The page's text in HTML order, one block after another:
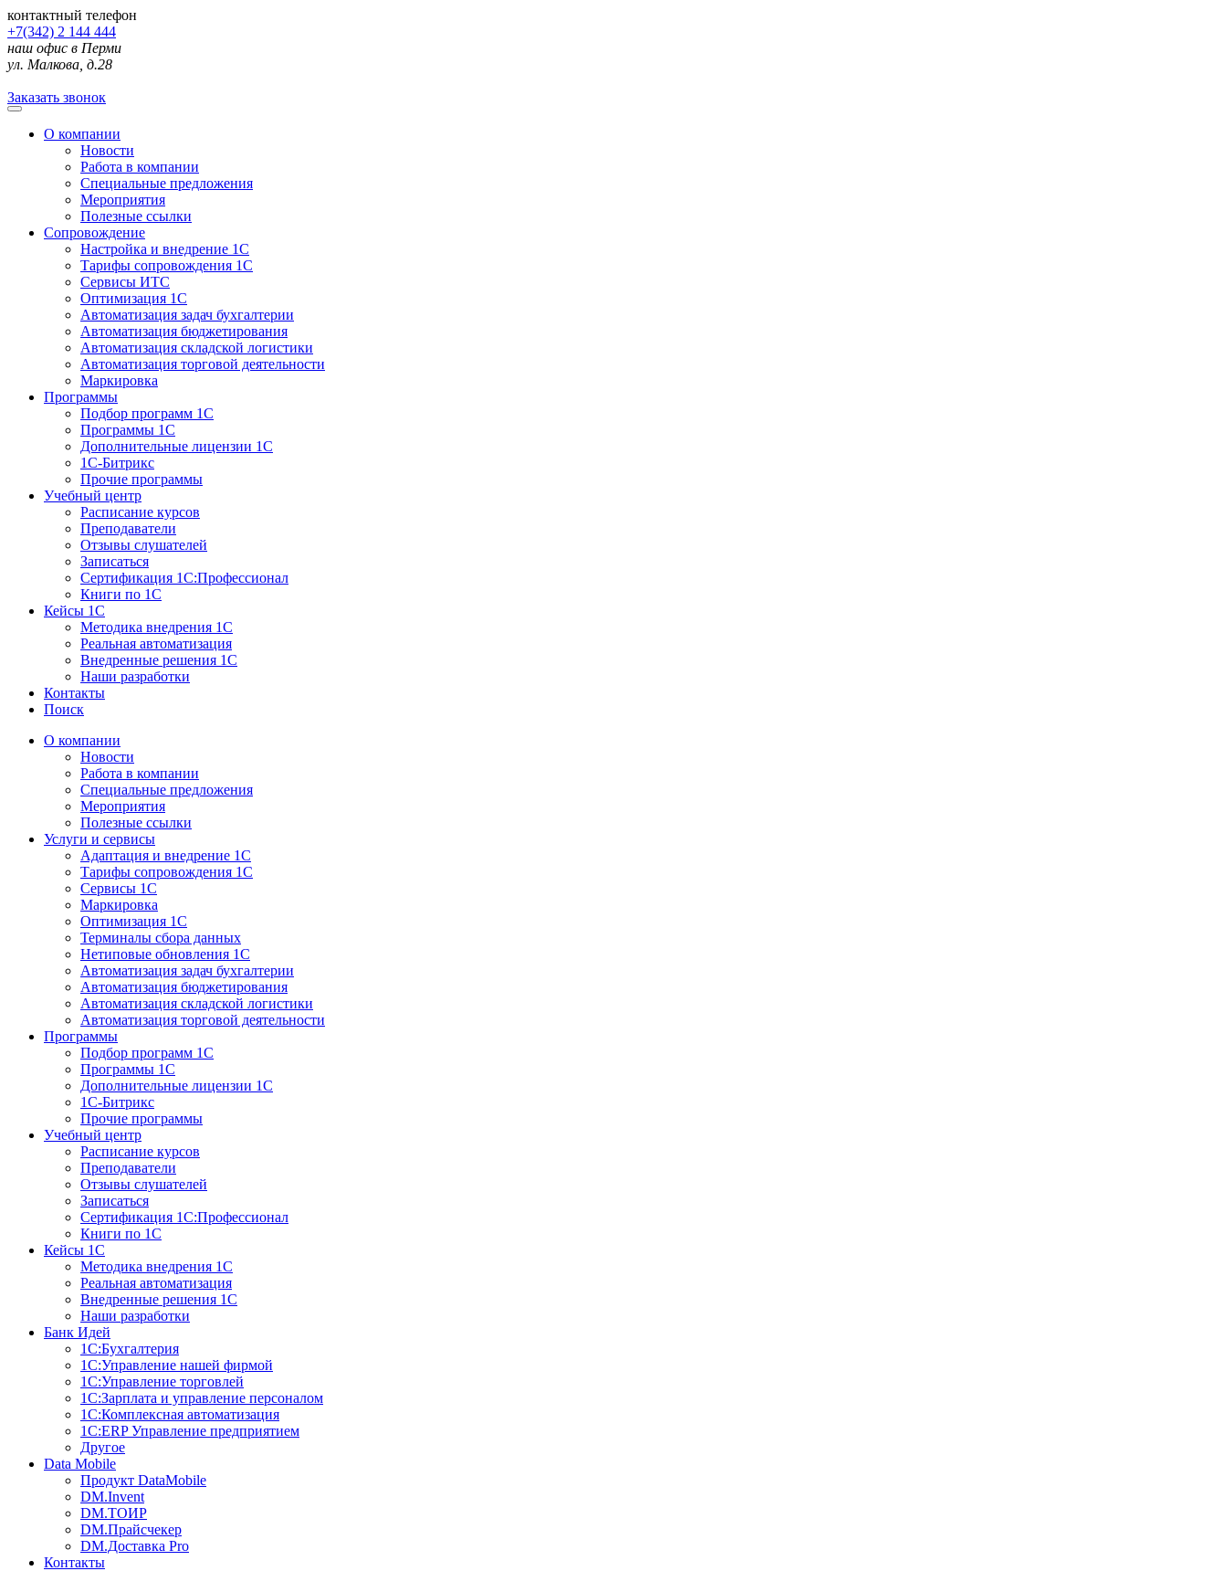
контактный телефон
+7(342) 2 144 444
наш офис в Перми
ул. Малкова, д.28
Заказать звонок
О компании
Новости
Работа в компании
Специальные предложения
Мероприятия
Полезные ссылки
Сопровождение
Настройка и внедрение 1С
Тарифы сопровождения 1С
Сервисы ИТС
Оптимизация 1С
Автоматизация задач бухгалтерии
Автоматизация бюджетирования
Автоматизация складской логистики
Автоматизация торговой деятельности
Маркировка
Программы
Подбор программ 1С
Программы 1С
Дополнительные лицензии 1С
1С-Битрикс
Прочие программы
Учебный центр
Расписание курсов
Преподаватели
Отзывы слушателей
Записаться
Сертификация 1С:Профессионал
Книги по 1С
Кейсы 1С
Методика внедрения 1С
Реальная автоматизация
Внедренные решения 1С
Наши разработки
Контакты
Поиск
О компании
Новости
Работа в компании
Специальные предложения
Мероприятия
Полезные ссылки
Услуги и сервисы
Адаптация и внедрение 1С
Тарифы сопровождения 1С
Сервисы 1С
Маркировка
Оптимизация 1С
Терминалы сбора данных
Нетиповые обновления 1С
Автоматизация задач бухгалтерии
Автоматизация бюджетирования
Автоматизация складской логистики
Автоматизация торговой деятельности
Программы
Подбор программ 1С
Программы 1С
Дополнительные лицензии 1С
1С-Битрикс
Прочие программы
Учебный центр
Расписание курсов
Преподаватели
Отзывы слушателей
Записаться
Сертификация 1С:Профессионал
Книги по 1С
Кейсы 1С
Методика внедрения 1С
Реальная автоматизация
Внедренные решения 1С
Наши разработки
Банк Идей
1С:Бухгалтерия
1С:Управление нашей фирмой
1С:Управление торговлей
1С:Зарплата и управление персоналом
1С:Комплексная автоматизация
1С:ERP Управление предприятием
Другое
Data Mobile
Продукт DataMobile
DM.Invent
DM.ТОИР
DM.Прайсчекер
DM.Доставка Pro
Контакты